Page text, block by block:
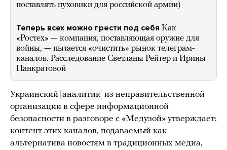
поставлять пуховики для российской армии)
Теперь всех можно грести под себя Как
«Ростех» — компания, поставляющая оружие для
войны, — пытается «очистить» рынок телеграм-
каналов. Расследование Светланы Рейтер и Ирины
Панкратовой
Украинский аналитик из неправительственной
организации в сфере информационной
безопасности в разговоре с «Медузой» утверждает:
контент этих каналов, подаваемый как
альтернатива новостям в традиционных медиа,